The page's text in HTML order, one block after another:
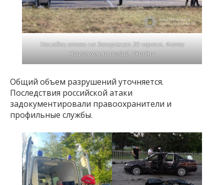
Наслідки атаки на Запоріжжя 20 червня. Фото:
Національна поліція України
Общий объем разрушений уточняется.
Последствия российской атаки
задокументировали правоохранители и
профильные службы.